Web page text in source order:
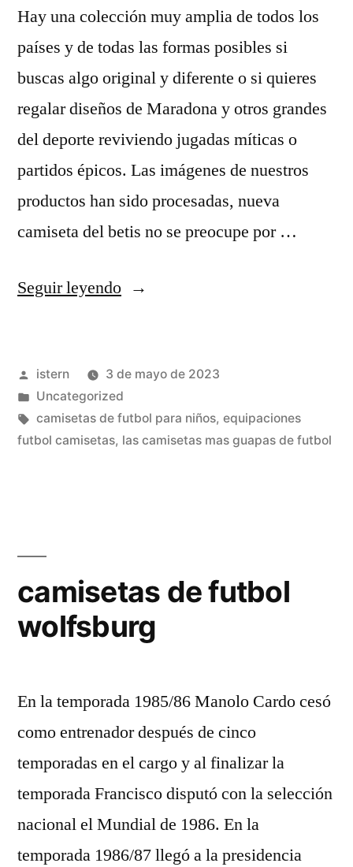
Hay una colección muy amplia de todos los
países y de todas las formas posibles si
buscas algo original y diferente o si quieres
regalar diseños de Maradona y otros grandes
del deporte reviviendo jugadas míticas o
partidos épicos. Las imágenes de nuestros
productos han sido procesadas, nueva
camiseta del betis no se preocupe por …
Seguir leyendo«camisetas
Publicado
por
istern
3 de mayo de 2023
Publicado
en
Uncategorized
Etiquetas:
camisetas de futbol para niños, equipaciones
futbol camisetas, las camisetas mas guapas de futbol
camisetas de futbol
wolfsburg
En la temporada 1985/86 Manolo Cardo cesó
como entrenador después de cinco
temporadas en el cargo y al finalizar la
temporada Francisco disputó con la selección
nacional el Mundial de 1986. En la
temporada 1986/87 llegó a la presidencia